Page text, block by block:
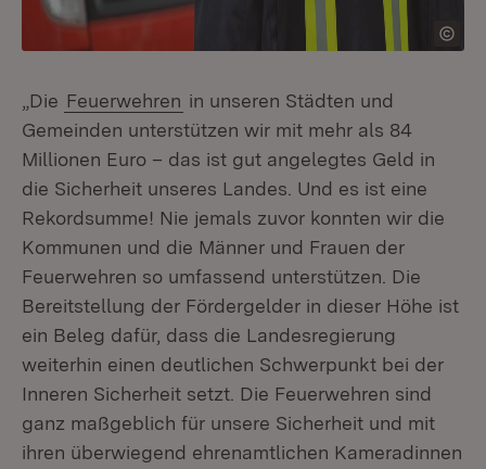
„Die Feuerwehren in unseren Städten und
Gemeinden unterstützen wir mit mehr als 84
Millionen Euro – das ist gut angelegtes Geld in
die Sicherheit unseres Landes. Und es ist eine
Rekordsumme! Nie jemals zuvor konnten wir die
Kommunen und die Männer und Frauen der
Feuerwehren so umfassend unterstützen. Die
Bereitstellung der Fördergelder in dieser Höhe ist
ein Beleg dafür, dass die Landesregierung
weiterhin einen deutlichen Schwerpunkt bei der
Inneren Sicherheit setzt. Die Feuerwehren sind
ganz maßgeblich für unsere Sicherheit und mit
ihren überwiegend ehrenamtlichen Kameradinnen